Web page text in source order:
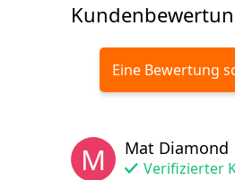
Eine Bewertung
M Mat Diamond
Verifizierter